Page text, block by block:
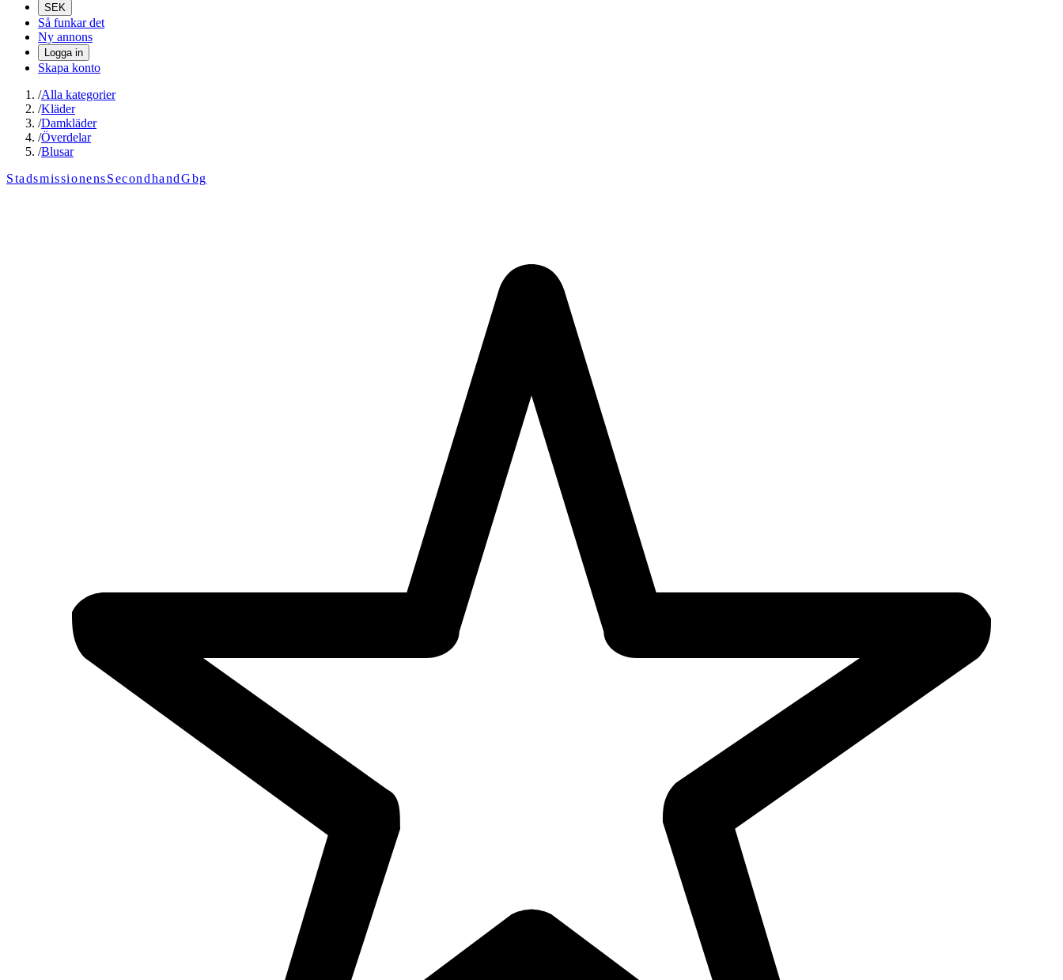
SEK
Så funkar det
Ny annons
Logga in
Skapa konto
/Alla kategorier
/Kläder
/Damkläder
/Överdelar
/Blusar
StadsmissionensSecondhandGbg